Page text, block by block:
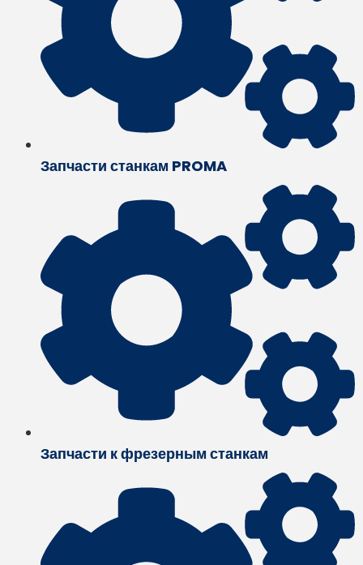
Запчасти станкам PROMA
Запчасти к фрезерным станкам